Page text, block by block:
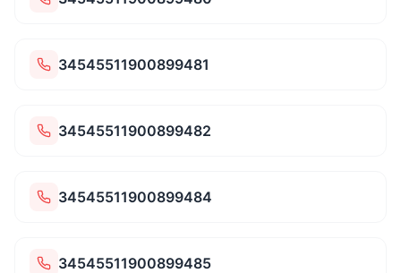
34545511900899481
34545511900899482
34545511900899484
34545511900899485